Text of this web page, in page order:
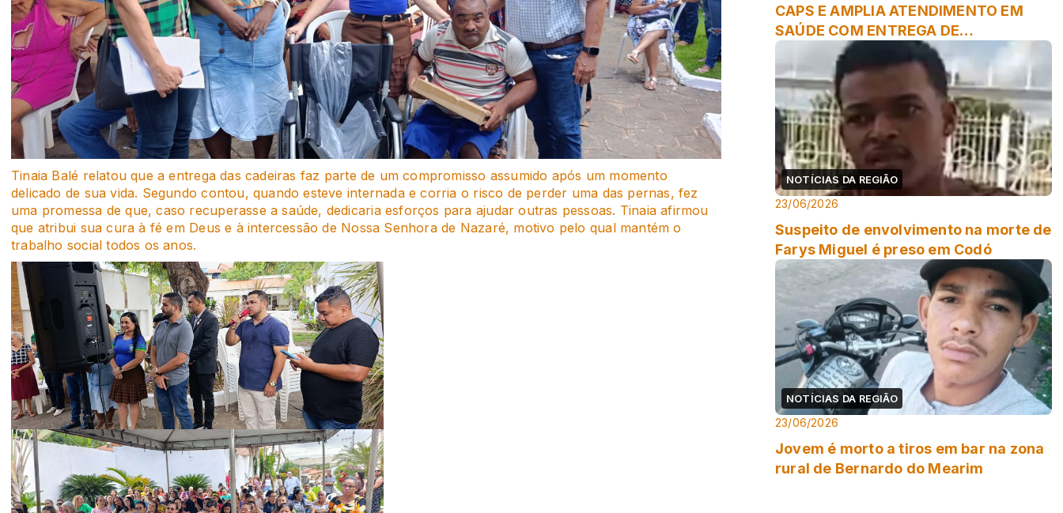
Tinaia Balé relatou que a entrega das cadeiras faz parte de um compromisso assumido após um momento
delicado de sua vida. Segundo contou, quando esteve internada e corria o risco de perder uma das pernas, fez
uma promessa de que, caso recuperasse a saúde, dedicaria esforços para ajudar outras pessoas. Tinaia afirmou
que atribui sua cura à fé em Deus e à intercessão de Nossa Senhora de Nazaré, motivo pelo qual mantém o
trabalho social todos os anos.
CAPS E AMPLIA ATENDIMENTO EM
SAÚDE COM ENTREGA DE
ODONTOMÓVEL
NOTÍCIAS DA REGIÃO
23/06/2026
Suspeito de envolvimento na morte de
Farys Miguel é preso em Codó
NOTÍCIAS DA REGIÃO
23/06/2026
Jovem é morto a tiros em bar na zona
rural de Bernardo do Mearim